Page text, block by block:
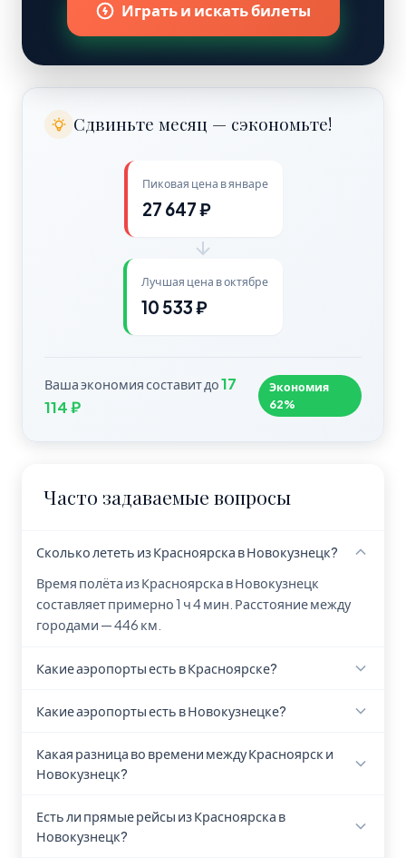
Играть и искать билеты
Сдвиньте месяц — сэкономьте!
Пиковая цена в январе
27 647 ₽
Лучшая цена в октябре
10 533 ₽
Ваша экономия составит до17
114 ₽
Экономия
62%
Часто задаваемые вопросы
Сколько лететь из Красноярска в Новокузнецк?
Время полёта из Красноярска в Новокузнецк
составляет примерно 1 ч 4 мин. Расстояние между
городами — 446 км.
Какие аэропорты есть в Красноярске?
Airport (KJA).
Какие аэропорты есть в Новокузнецке?
Airport (NOZ).
Какая разница во времени между Красноярск и
Новокузнецк?
часовом поясе, разницы во времени нет.
Есть ли прямые рейсы из Красноярска в
Новокузнецк?